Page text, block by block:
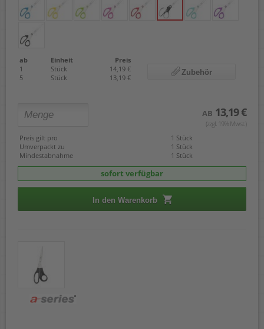
ab Einheit
Preis
1
Stück
14,19 €
5
Stück 13,19 €
Zubehör
AB 13,19 €
(zzgl. 19% Mwst.)
Preis gilt pro
1 Stück
Umverpackt zu
1 Stück
Mindestabnahme
1 Stück
sofort verfügbar
In den Warenkorb